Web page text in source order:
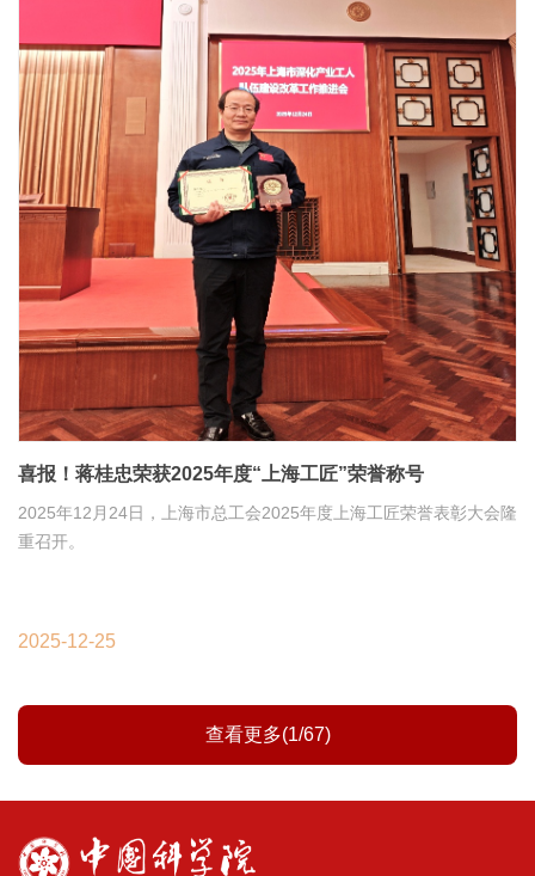
喜报！蒋桂忠荣获2025年度“上海工匠”荣誉称号
2025年12月24日，上海市总工会2025年度上海工匠荣誉表彰大会隆
重召开。
2025-12-25
查看更多(1/67)